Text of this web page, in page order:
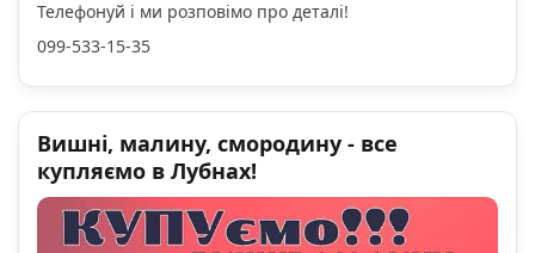
Телефонуй і ми розповімо про деталі!
099-533-15-35
Вишні, малину, смородину - все
купляємо в Лубнах!